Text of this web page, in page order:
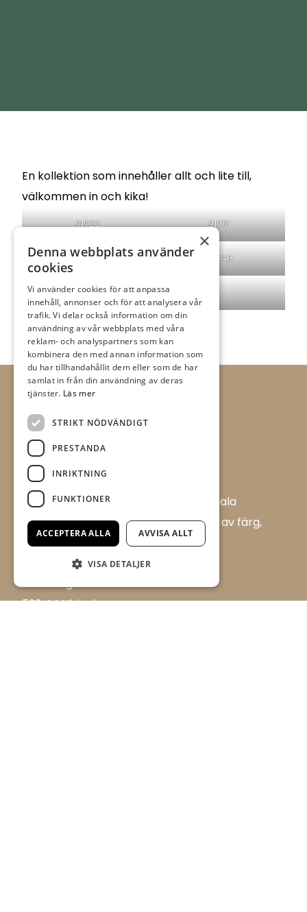
En kollektion som innehåller allt och lite till,
välkommen in och kika!
91922 91961
91994 91940
91900
Allt i Färg AB är en färghandel i centrala
Ulricehamn med ett brett sortiment av färg,
tapet och tillbehör.
Flügger Färg, Allt i Färg
Boråsvägen 17 D
523 44 Ulricehamn
×
Denna webbplats använder
cookies
Vi använder cookies för att anpassa
innehåll, annonser och för att analysera vår
trafik. Vi delar också information om din
användning av vår webbplats med våra
reklam- och analyspartners som kan
kombinera den med annan information som
du har tillhandahållit dem eller som de har
samlat in från din användning av deras
tjänster. Läs mer
STRIKT NÖDVÄNDIGT
PRESTANDA
INRIKTNING
FUNKTIONER
ACCEPTERA ALLA AVVISA ALLT
VISA DETALJER